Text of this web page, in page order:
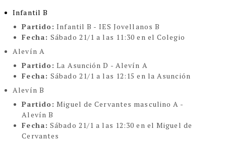
Infantil B
Partido: Infantil B - IES Jovellanos B
Fecha:Sábado 21/1 a las 11:30 en el Colegio
Alevín A
Partido: La Asunción D - Alevín A
Fecha:Sábado 21/1 a las 12:15 en la Asunción
Alevín B
Partido: Miguel de Cervantes masculino A -
Alevín B
Fecha: Sábado 21/1 a las 12:30 en el Miguel de
Cervantes